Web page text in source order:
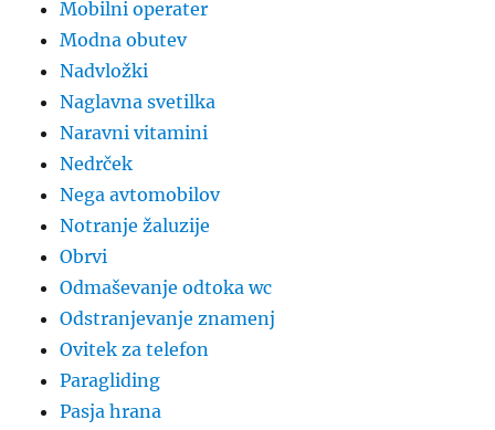
Mobilni operater
Modna obutev
Nadvložki
Naglavna svetilka
Naravni vitamini
Nedrček
Nega avtomobilov
Notranje žaluzije
Obrvi
Odmaševanje odtoka wc
Odstranjevanje znamenj
Ovitek za telefon
Paragliding
Pasja hrana